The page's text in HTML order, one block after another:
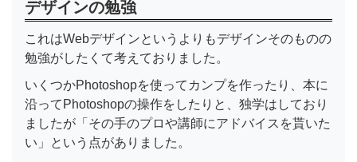
デザインの勉強
これはWebデザインというよりもデザインそのものの
勉強がしたくて考えておりました。
いくつかPhotoshopを使ってカンプを作ったり、本に
沿ってPhotoshopの操作をしたりと、独学はしており
ましたが「その手のプロや講師にアドバイスを貰いた
い」という点がありました。